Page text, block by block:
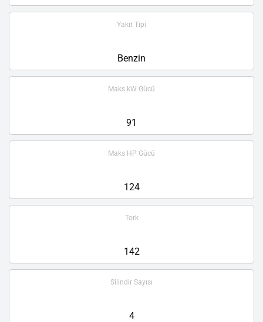
Yakıt Tipi
Benzin
Maks kW Gücü
91
Maks HP Gücü
124
Tork
142
Silindir Sayısı
4